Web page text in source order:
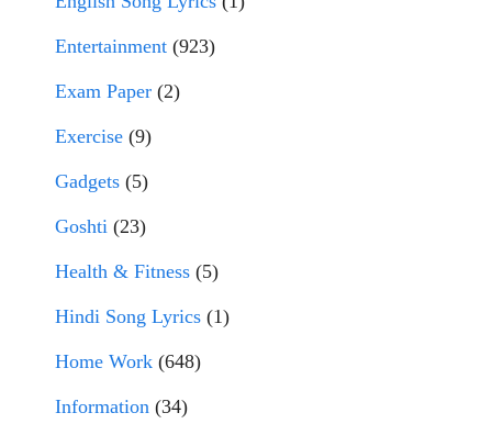
Entertainment (923)
Exam Paper (2)
Exercise (9)
Gadgets (5)
Goshti (23)
Health & Fitness (5)
Hindi Song Lyrics (1)
Home Work (648)
Information (34)